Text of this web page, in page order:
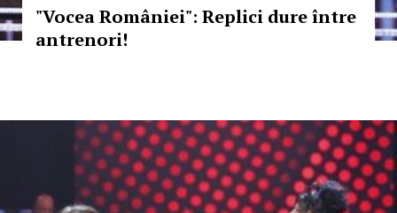
"Vocea României": Replici dure între
antrenori!